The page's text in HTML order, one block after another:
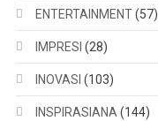
ENTERTAINMENT(57)
IMPRESI (28)
INOVASI (103)
INSPIRASIANA(144)